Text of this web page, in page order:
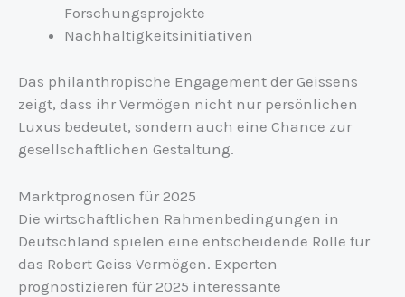
Forschungsprojekte
Nachhaltigkeitsinitiativen
Das philanthropische Engagement der Geissens
zeigt, dass ihr Vermögen nicht nur persönlichen
Luxus bedeutet, sondern auch eine Chance zur
gesellschaftlichen Gestaltung.
Marktprognosen für 2025
Die wirtschaftlichen Rahmenbedingungen in
Deutschland spielen eine entscheidende Rolle für
das Robert Geiss Vermögen. Experten
prognostizieren für 2025 interessante